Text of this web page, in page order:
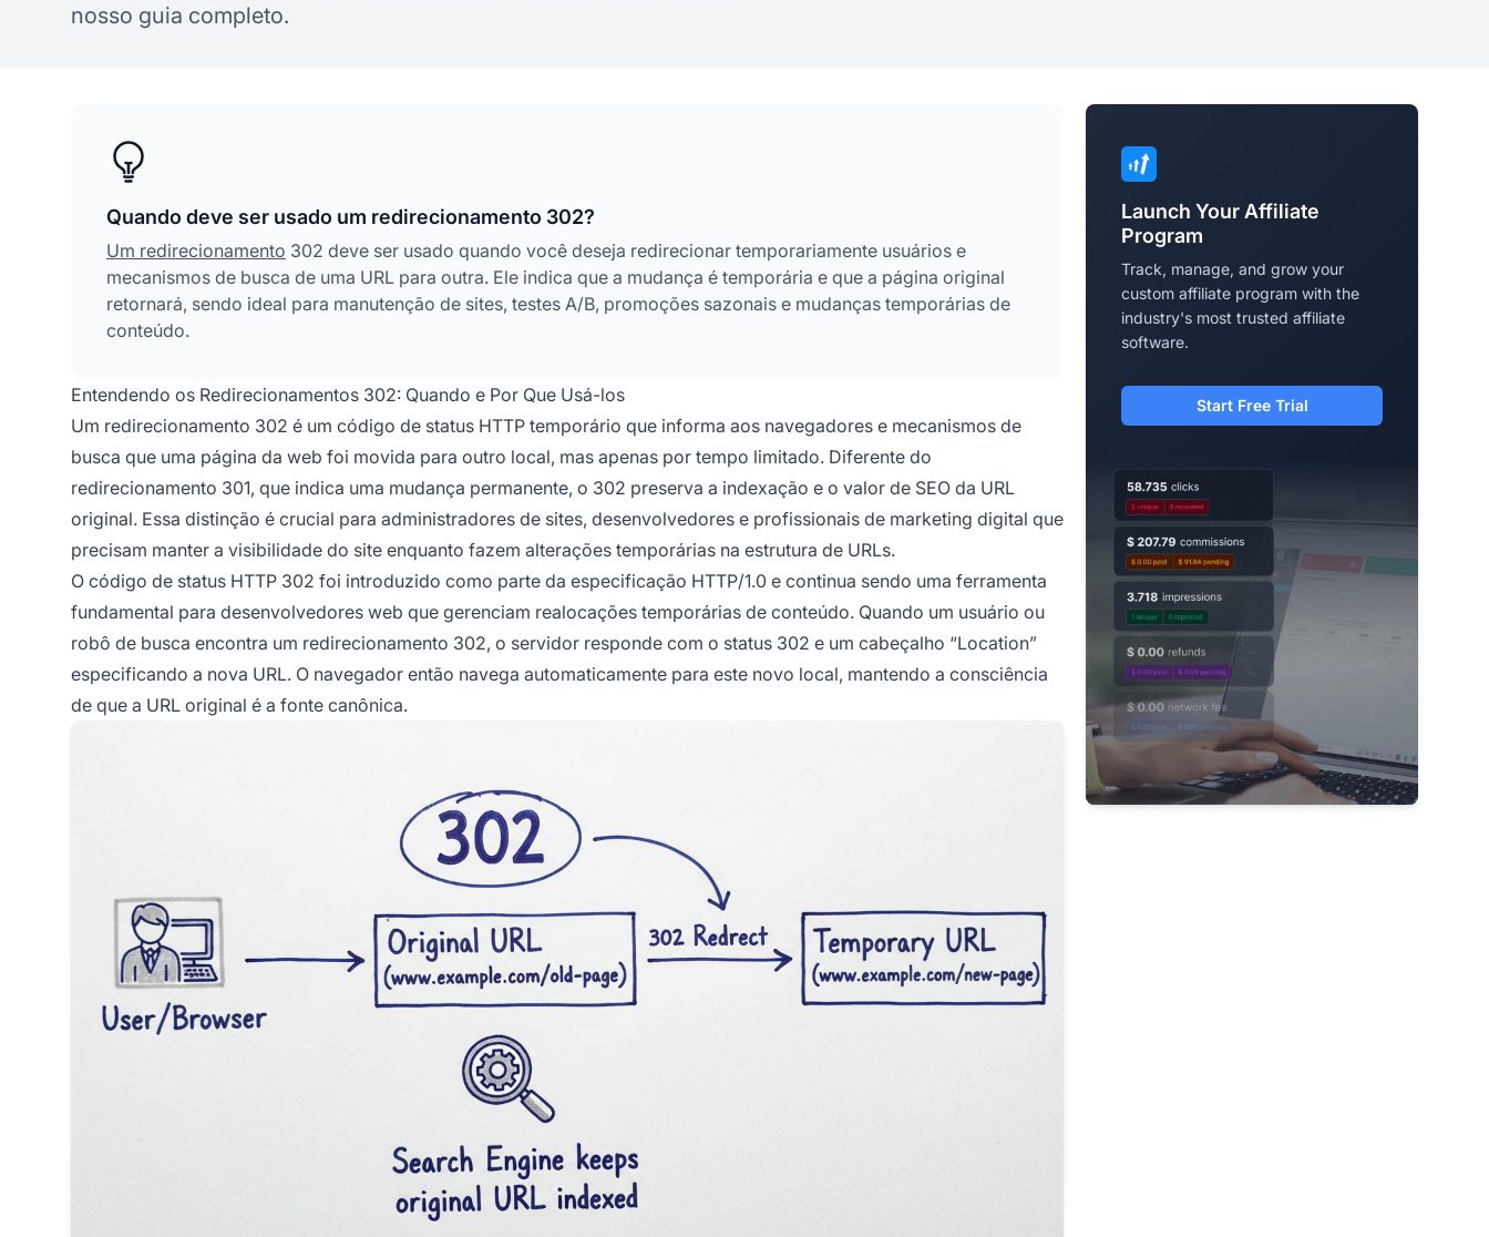
nosso guia completo.
Quando deve ser usado um redirecionamento 302?
Um redirecionamento 302 deve ser usado quando você deseja redirecionar temporariamente usuários e
mecanismos de busca de uma URL para outra. Ele indica que a mudança é temporária e que a página original
retornará, sendo ideal para manutenção de sites, testes A/B, promoções sazonais e mudanças temporárias de
conteúdo.
Entendendo os Redirecionamentos 302: Quando e Por Que Usá-los
Um redirecionamento 302 é um código de status HTTP temporário que informa aos navegadores e mecanismos de
busca que uma página da web foi movida para outro local, mas apenas por tempo limitado. Diferente do
redirecionamento 301, que indica uma mudança permanente, o 302 preserva a indexação e o valor de SEO da URL
original. Essa distinção é crucial para administradores de sites, desenvolvedores e profissionais de marketing digital que
precisam manter a visibilidade do site enquanto fazem alterações temporárias na estrutura de URLs.
O código de status HTTP 302 foi introduzido como parte da especificação HTTP/1.0 e continua sendo uma ferramenta
fundamental para desenvolvedores web que gerenciam realocações temporárias de conteúdo. Quando um usuário ou
robô de busca encontra um redirecionamento 302, o servidor responde com o status 302 e um cabeçalho “Location”
especificando a nova URL. O navegador então navega automaticamente para este novo local, mantendo a consciência
de que a URL original é a fonte canônica.
Launch Your Affiliate
Program
Track, manage, and grow your
custom affiliate program with the
industry's most trusted affiliate
software.
Start Free Trial